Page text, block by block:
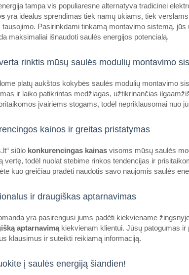
Montavimo profilio
OEM
pagrindinis surinkimo
40×40mm
OEM
juodas...
tampa vis populiaresne alternatyva tradicinei
yra idealus sprendimas tiek namų ūkiams, tiek
tausojimo. Pasirinkdami tinkamą montavimo sistemą,
maksimaliai išnaudoti saulės energijos potencialą.
rinktis mūsų saulės modulių montavimo
platų aukštos kokybės saulės modulių montavimo
ir laiko patikrintas medžiagas, užtikrinančias
įvairiems stogams, todėl nepriklausomai nuo
kainos ir greitas pristatymas
siūlo konkurencingas kainasvisoms mūsų saulės
vertę, todėl nuolat stebime rinkos tendencijas ir
kuo greičiau pradėti naudotis savo naujomis saulės
ir draugiškas aptarnavimas
yra pasirengusi jums padėti kiekviename
aptarnavimąkiekvienam klientui. Jūsų patogumas ir
klausimus ir suteikti reikiamą informaciją.
į saulės energiją šiandien!